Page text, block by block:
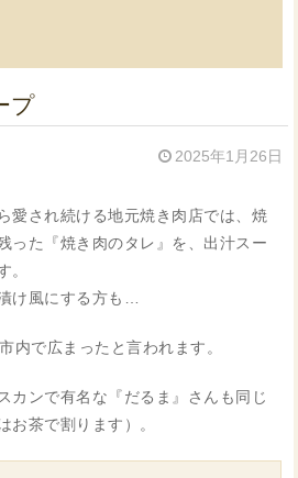
プ
2025年1月26日
愛され続ける地元焼き肉店では、焼
った『焼き肉のタレ』を、出汁スー
。
け風にする方も…
内で広まったと言われます。
カンで有名な『だるま』さんも同じ
お茶で割ります）。